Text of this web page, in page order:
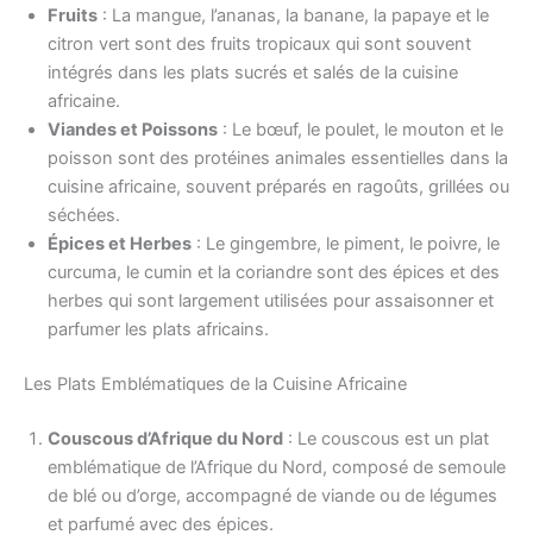
Fruits : La mangue, l’ananas, la banane, la papaye et le
citron vert sont des fruits tropicaux qui sont souvent
intégrés dans les plats sucrés et salés de la cuisine
africaine.
Viandes et Poissons : Le bœuf, le poulet, le mouton et le
poisson sont des protéines animales essentielles dans la
cuisine africaine, souvent préparés en ragoûts, grillées ou
séchées.
Épices et Herbes : Le gingembre, le piment, le poivre, le
curcuma, le cumin et la coriandre sont des épices et des
herbes qui sont largement utilisées pour assaisonner et
parfumer les plats africains.
Les Plats Emblématiques de la Cuisine Africaine
Couscous d’Afrique du Nord : Le couscous est un plat
emblématique de l’Afrique du Nord, composé de semoule
de blé ou d’orge, accompagné de viande ou de légumes
et parfumé avec des épices.